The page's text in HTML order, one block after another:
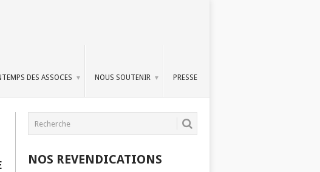
DES ASSOCES NOUS SOUTENIR PRESSE
NOS REVENDICATIONS